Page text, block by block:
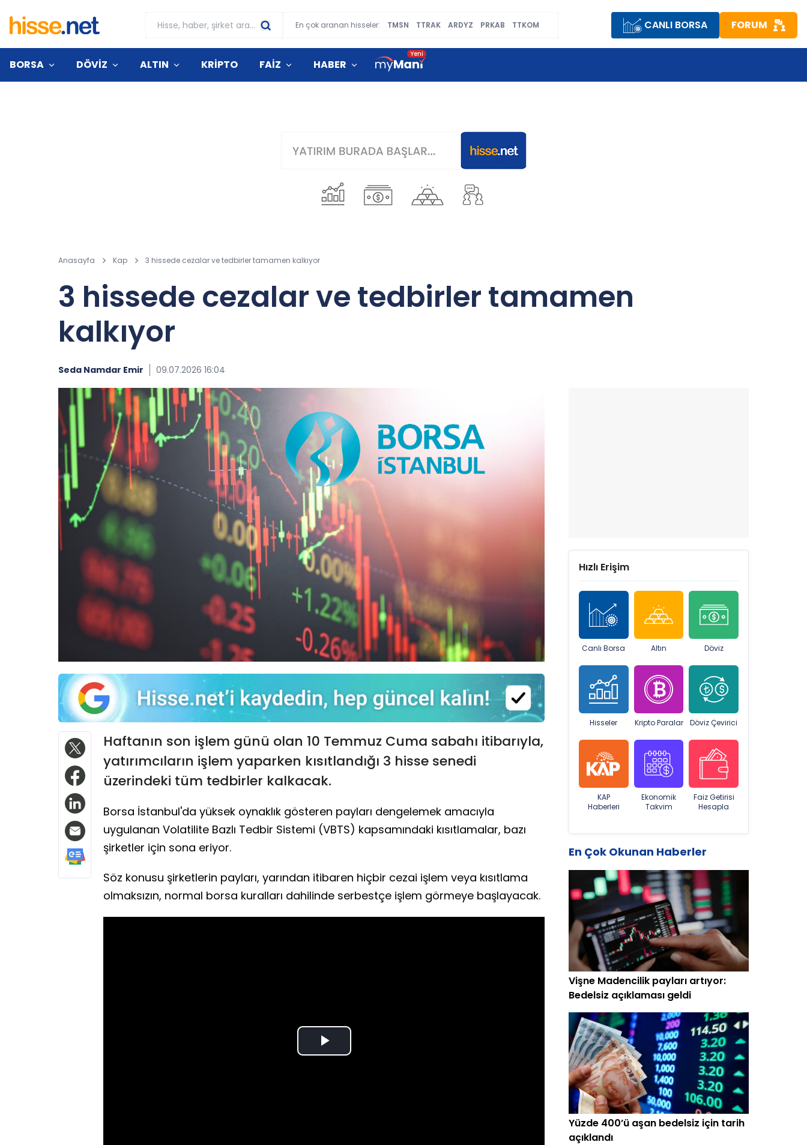
En çok aranan hisseler: TMSN TTRAK ARDYZ PRKAB TTKOM CANLI BORSA FORUM
BORSA DÖVİZ ALTIN KRİPTO FAİZ HABER
Anasayfa Kap 3 hissede cezalar ve tedbirler tamamen kalkıyor
3 hissede cezalar ve tedbirler tamamen
kalkıyor
Seda Namdar Emir 09.07.2026 16:04
Haftanın son işlem günü olan 10 Temmuz Cuma sabahı itibarıyla,
yatırımcıların işlem yaparken kısıtlandığı 3 hisse senedi
üzerindeki tüm tedbirler kalkacak.
Borsa İstanbul'da yüksek oynaklık gösteren payları dengelemek amacıyla
uygulanan Volatilite Bazlı Tedbir Sistemi (VBTS) kapsamındaki kısıtlamalar, bazı
şirketler için sona eriyor.
Söz konusu şirketlerin payları, yarından itibaren hiçbir cezai işlem veya kısıtlama
olmaksızın, normal borsa kuralları dahilinde serbestçe işlem görmeye başlayacak.
Play
Hızlı Erişim
Canlı Borsa Altın Döviz
Hisseler Kripto Paralar Döviz Çevirici
KAP
Haberleri
Ekonomik
Takvim
Faiz Getirisi
Hesapla
En Çok Okunan Haberler
Vişne Madencilik payları artıyor:
Bedelsiz açıklaması geldi
Yüzde 400’ü aşan bedelsiz için tarih
açıklandı